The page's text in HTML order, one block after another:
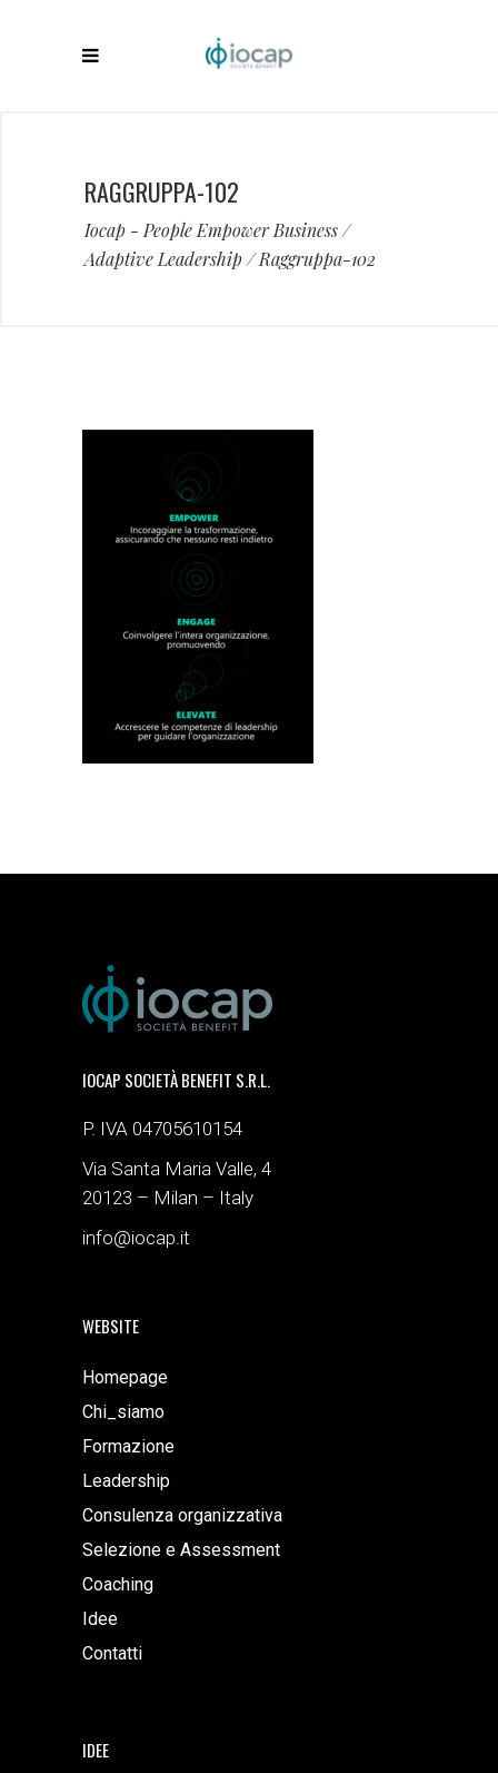
RAGGRUPPA-102
Iocap - People Empower Business/
Adaptive Leadership/Raggruppa-102
IOCAP SOCIETÀ BENEFIT S.R.L.
P. IVA 04705610154
Via Santa Maria Valle, 4
20123 – Milan – Italy
info@iocap.it
WEBSITE
Homepage
Chi_siamo
Formazione
Leadership
Consulenza organizzativa
Selezione e Assessment
Coaching
Idee
Contatti
IDEE